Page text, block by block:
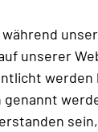
während
unserer
werden
genannt